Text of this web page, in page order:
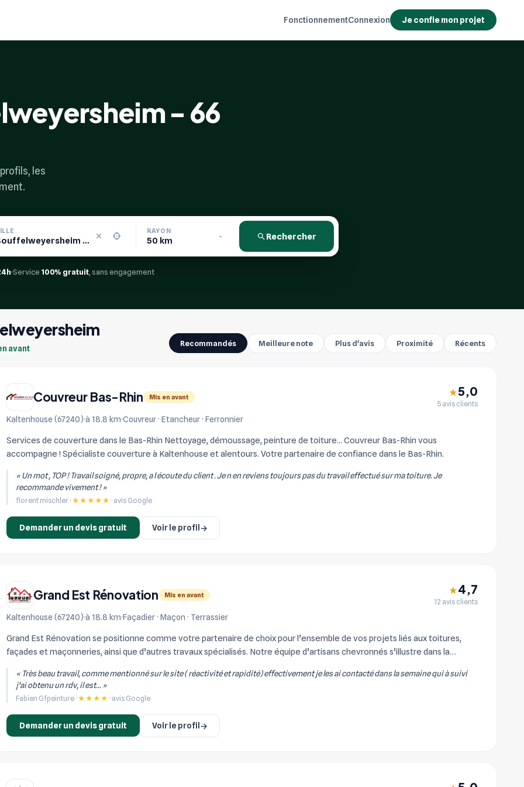
FonctionnementConnexion Je confie mon projet
- 66
les
RAYON
Rechercher
Service 100% gratuit , sans engagement
avant
Recommandés Meilleure note Plus d'avis Proximité Récents
Couvreur Bas-Rhin Mis en avant
Kaltenhouse (67240) à 18.8 km Couvreur · Etancheur · Ferronnier
★5,0
5 avis clients
Services de couverture dans le Bas-Rhin Nettoyage, démoussage, peinture de toiture... Couvreur Bas-Rhin vous
accompagne ! Spécialiste couverture à Kaltenhouse et alentours. Votre partenaire de confiance dans le Bas-Rhin.
« Un mot , TOP ! Travail soigné, propre, a l écoute du client . Je n en reviens toujours pas du travail effectué sur ma toiture. Je
recommande vivement ! »
florent mischler · ★★★★★ · avis Google
Demander un devis gratuit Voir le profil →
Grand Est Rénovation Mis en avant
Kaltenhouse (67240) à 18.8 km Façadier · Maçon · Terrassier
★4,7
12 avis clients
Grand Est Rénovation se positionne comme votre partenaire de choix pour l’ensemble de vos projets liés aux toitures,
façades et maçonneries, ainsi que d’autres travaux spécialisés. Notre équipe d’artisans chevronnés s’illustre dans la
« Très beau travail, comme mentionné sur le site ( réactivité et rapidité) effectivement je les ai contacté dans la semaine qui à suivi
j'ai obtenu un rdv, il est... »
Fabien Gfpeinture · ★★★★ · avis Google
Demander un devis gratuit Voir le profil →